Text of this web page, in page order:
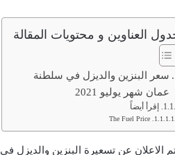
العناوين و محتويات المقالة
سعر البنزين والديزل في سلطنة
عمان شهر يوليو 2021
إقرأ أيضاً
The Fuel Price
الاعلان عن تسعيرة البنزين والديزل في